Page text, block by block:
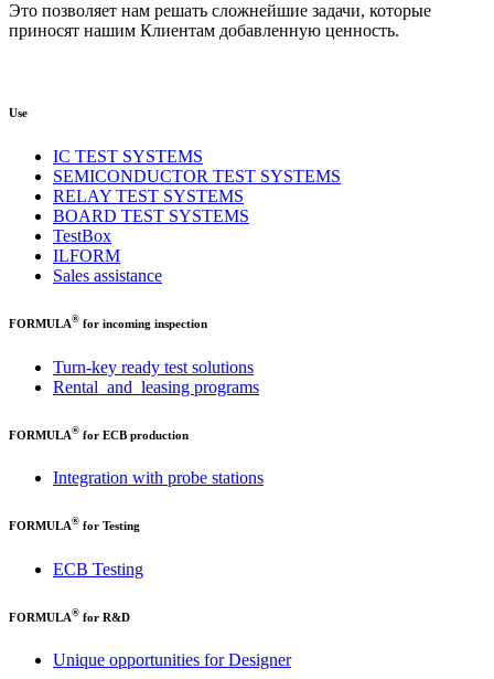
Это позволяет нам решать сложнейшие задачи, которые
приносят нашим Клиентам добавленную ценность.
Use
IC TEST SYSTEMS
SEMICONDUCTOR TEST SYSTEMS
RELAY TEST SYSTEMS
BOARD TEST SYSTEMS
TestBox
ILFORM
Sales assistance
FORMULA® for incoming inspection
Turn-key ready test solutions
Rental and leasing programs
FORMULA® for ECB production
Integration with probe stations
FORMULA® for Testing
ECB Testing
FORMULA® for R&D
Unique opportunities for Designer